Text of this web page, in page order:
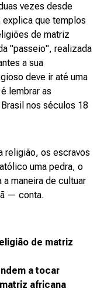
vezes desde
explica que templos
de matriz
"passeio", realizada
a sua
deve ir até uma
lembrar as
nos séculos 18
religião, os escravos
uma pedra, o
a maneira de cultuar
— conta.
de matriz
a tocar
africana